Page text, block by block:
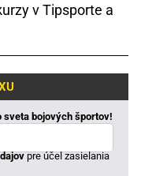
v Tipsporte a
sveta bojových športov!
pre účel zasielania